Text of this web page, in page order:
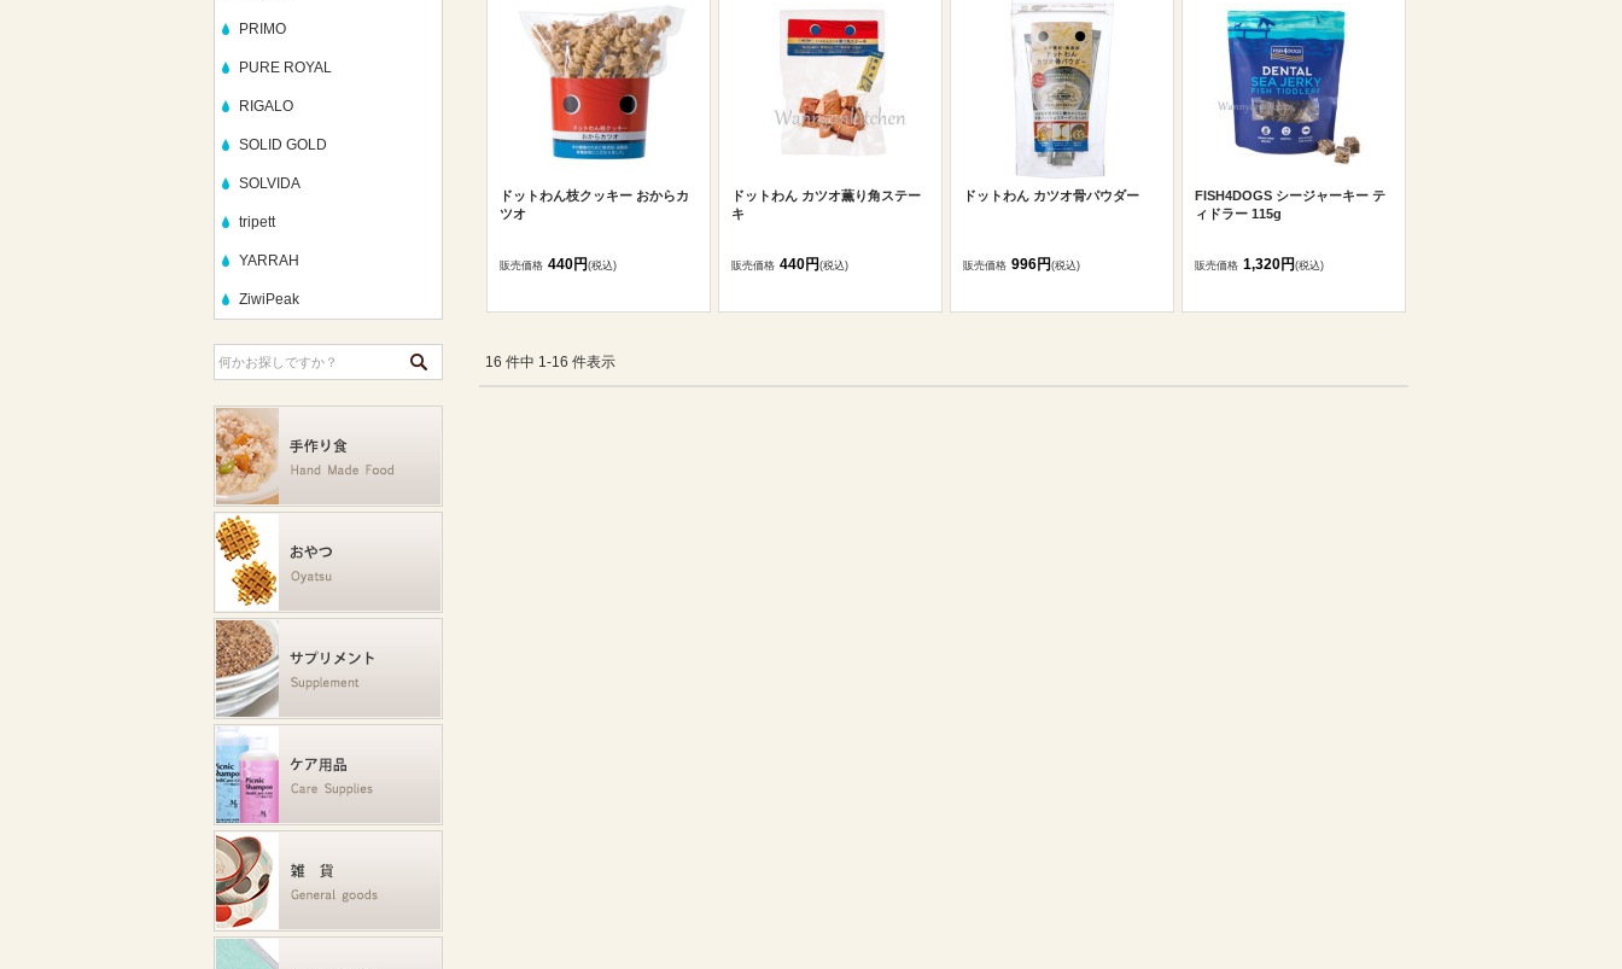
PRIMO
PURE ROYAL
RIGALO
SOLID GOLD
SOLVIDA
tripett
YARRAH
ZiwiPeak
ドットわん枝クッキー おからカ
ツオ
販売価格 440円(税込)
ドットわん カツオ薫り角ステー
キ
販売価格 440円(税込)
ドットわん カツオ骨パウダー
販売価格 996円(税込)
FISH4DOGS シージャーキー テ
ィドラー 115g
販売価格 1,320円(税込)
16 件中 1-16 件表示